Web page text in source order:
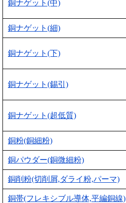
銅ナゲット(中)
銅ナゲット(細)
銅ナゲット(下)
銅ナゲット(錫引)
銅ナゲット(超低質)
銅粉(銅細粉)
銅パウダー(銅微細粉)
銅削粉(切削屑,ダライ粉,パーマ)
銅帯(フレキシブル導体,平編銅線)